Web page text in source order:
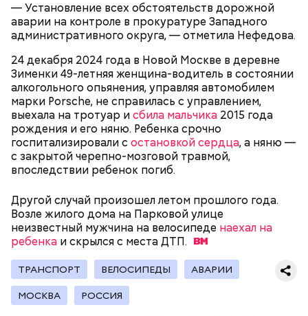
— Установление всех обстоятельств дорожной
аварии на контроле в прокуратуре Западного
административного округа, — отметила Нефедова.
24 декабря 2024 года в Новой Москве в деревне
Зименки 49-летняя женщина-водитель в состоянии
алкогольного опьянения, управляя автомобилем
марки Porsche, не справилась с управлением,
выехала на тротуар исбила мальчика 2015 года
рождения и его няню. Ребенка срочно
госпитализировали с остановкой сердца, а няню —
с закрытой черепно-мозговой травмой,
впоследствии ребенок погиб.
Другой случай произошел летом прошлого года.
Возле жилого дома на Парковой улице
неизвестный мужчина на велосипеде наехал на
ребенка и скрылся с местаДТП.
ТРАНСПОРТ ВЕЛОСИПЕДЫ АВАРИИ
МОСКВА РОССИЯ
Молодого человека задержали. На первом же
допросе он признался, что планировал отравить
только отчима. Тогда следователи посчитали, что
мотивом преступления была квартира родителей,
которая в случае их смерти перешла бы сыну. Но
Кто еще был жертвой Миссюры
Примечательно, что летом 2023 года на Мутаева
уже нападали возле Школы единоборств. Тогда
неизвестный несколько раз выстрелил в
спортсмена из травматического пистолета, а боец
Как идет расследование